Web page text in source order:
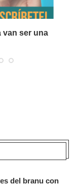
van ser una
del branu con